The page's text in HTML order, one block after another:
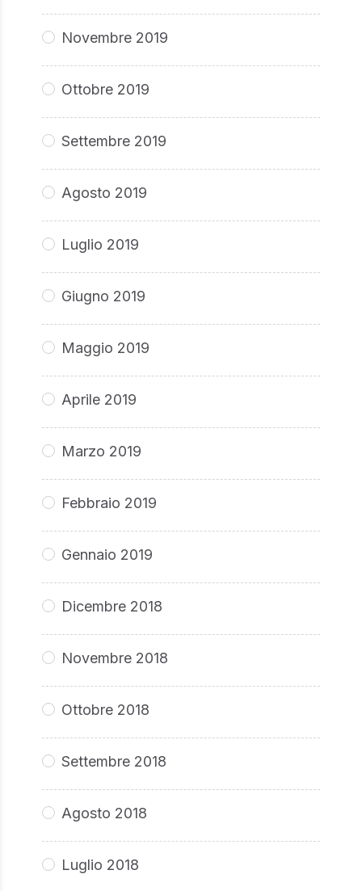
Novembre 2019
Ottobre 2019
Settembre 2019
Agosto 2019
Luglio 2019
Giugno 2019
Maggio 2019
Aprile 2019
Marzo 2019
Febbraio 2019
Gennaio 2019
Dicembre 2018
Novembre 2018
Ottobre 2018
Settembre 2018
Agosto 2018
Luglio 2018